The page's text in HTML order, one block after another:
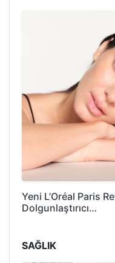
Yeni L’Oréal Paris
Dolgunlaştırıcı…
SAĞLIK